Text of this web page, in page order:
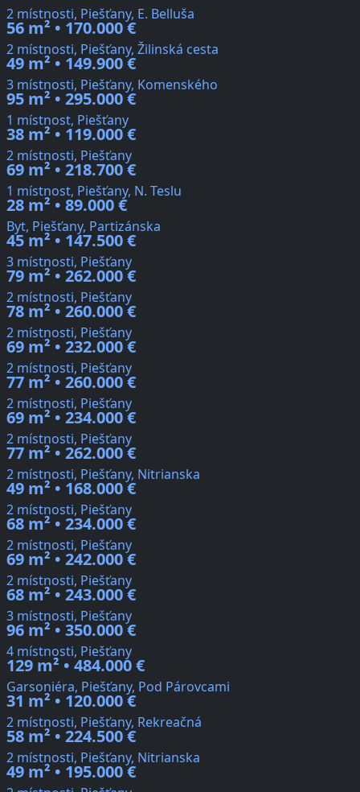
2 místnosti, Piešťany, E. Belluša
56 m² • 170.000 €
2 místnosti, Piešťany, Žilinská cesta
49 m² • 149.900 €
3 místnosti, Piešťany, Komenského
95 m² • 295.000 €
1 místnost, Piešťany
38 m² • 119.000 €
2 místnosti, Piešťany
69 m² • 218.700 €
1 místnost, Piešťany, N. Teslu
28 m² • 89.000 €
Byt, Piešťany, Partizánska
45 m² • 147.500 €
3 místnosti, Piešťany
79 m² • 262.000 €
2 místnosti, Piešťany
78 m² • 260.000 €
2 místnosti, Piešťany
69 m² • 232.000 €
2 místnosti, Piešťany
77 m² • 260.000 €
2 místnosti, Piešťany
69 m² • 234.000 €
2 místnosti, Piešťany
77 m² • 262.000 €
2 místnosti, Piešťany, Nitrianska
49 m² • 168.000 €
2 místnosti, Piešťany
68 m² • 234.000 €
2 místnosti, Piešťany
69 m² • 242.000 €
2 místnosti, Piešťany
68 m² • 243.000 €
3 místnosti, Piešťany
96 m² • 350.000 €
4 místnosti, Piešťany
129 m² • 484.000 €
Garsoniéra, Piešťany, Pod Párovcami
31 m² • 120.000 €
2 místnosti, Piešťany, Rekreačná
58 m² • 224.500 €
2 místnosti, Piešťany, Nitrianska
49 m² • 195.000 €